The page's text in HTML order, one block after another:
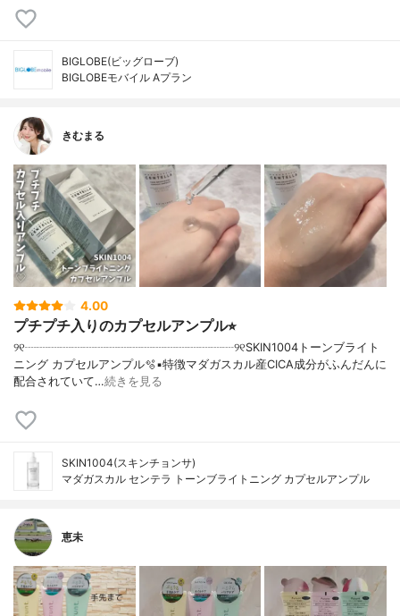
BIGLOBE(ビッグローブ)
BIGLOBEモバイル Aプラン
きむまる
4.00
プチプチ入りのカプセルアンプル⭐︎
୨୧┈┈┈┈┈┈┈┈┈┈┈┈┈┈┈┈┈┈୨୧SKIN1004トーンブライト
ニング カプセルアンプル🫧▪︎特徴マダガスカル産CICA成分がふんだんに
配合されていて…続きを見る
SKIN1004(スキンチョンサ)
マダガスカル センテラ トーンブライトニング カプセルアンプル
恵未